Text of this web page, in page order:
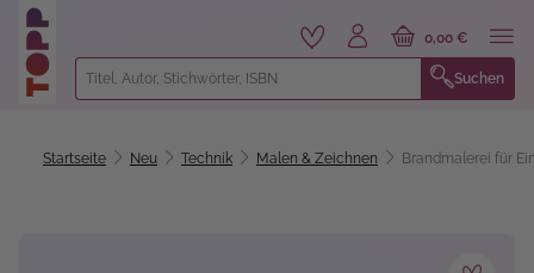
springen
Suchen
0,00 €
Startseite Neu Technik Malen & Zeichnen Brandmalerei für